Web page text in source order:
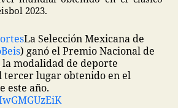
2023.
La Selección Mexicana de
) ganó el Premio Nacional de
la modalidad de deporte
tercer lugar obtenido en el
este año.